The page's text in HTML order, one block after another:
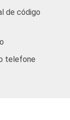
com 10 ou
os
C, F, G, H,
de 2010
de código
telefone